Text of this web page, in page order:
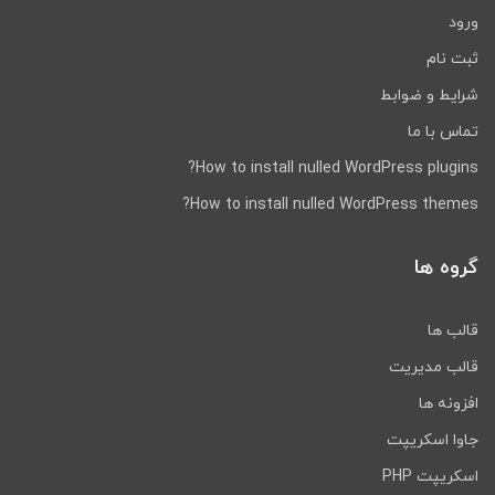
صفحه پرداخت وارد کند، این افزونه پیام
ارسال می کند.
هنگامی که سفارش انجام شود اما معلق
خواهد کرد.
شده ارسال نمایید.
توانید پیام های مختلف را در زمان های
متفاوت ارسال نمایید.
ورود
ثبت نام
شرایط و ضوابط
تماس با ما
How to install nulled WordPress plugins?
How to install nulled WordPress themes?
گروه ها
قالب ها
قالب مدیریت
افزونه ها
جاوا اسکریپت
اسکریپت PHP